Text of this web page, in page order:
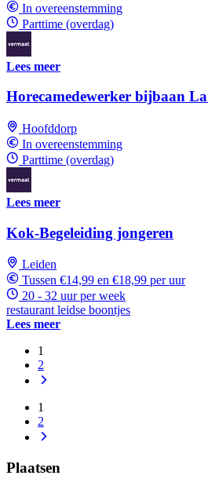
In overeenstemming
Parttime (overdag)
Lees meer
Horecamedewerker bijbaan
Hoofddorp
In overeenstemming
Parttime (overdag)
Lees meer
Kok-Begeleiding jongeren
Leiden
Tussen €14,99 en €18,99 per uur
20 - 32 uur per week
restaurant leidse boontjes
Lees meer
1
2
1
2
Plaatsen